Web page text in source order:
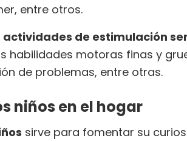
entre otros.
actividades de estimulación
habilidades motoras finas y
de problemas, entre otras.
niños en el hogar
sirve para fomentar su